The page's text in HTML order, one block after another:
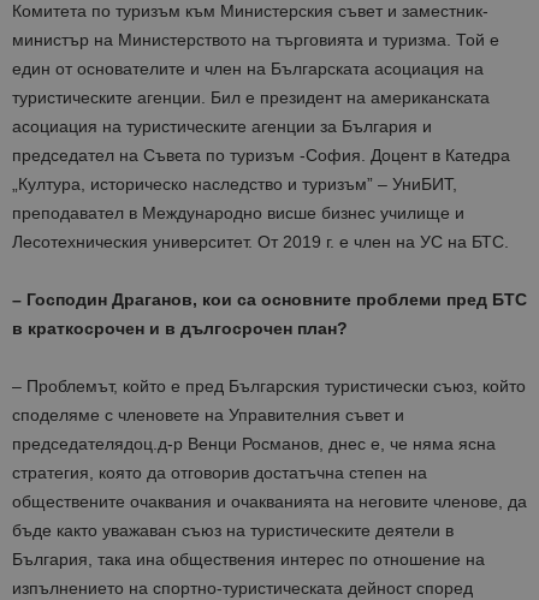
Комитета по туризъм към Министерския съвет и заместник-
министър на Министерството на търговията и туризма. Той е
един от основателите и член на Българската асоциация на
туристическите агенции. Бил е президент на американската
асоциация на туристическите агенции за България и
председател на Съвета по туризъм -София. Доцент в Катедра
„Култура, историческо наследство и туризъм” – УниБИТ,
преподавател в Международно висше бизнес училище и
Лесотехническия университет. От 2019 г. е член на УС на БТС.
– Господин Драганов, кои са основните проблеми пред БТС
в краткосрочен и в дългосрочен план?
– Проблемът, който е пред Българския туристически съюз, който
споделяме с членовете на Управителния съвет и
председателядоц.д-р Венци Росманов, днес е, че няма ясна
стратегия, която да отговорив достатъчна степен на
обществените очаквания и очакванията на неговите членове, да
бъде както уважаван съюз на туристическите деятели в
България, така ина обществения интерес по отношение на
изпълнението на спортно-туристическата дейност според